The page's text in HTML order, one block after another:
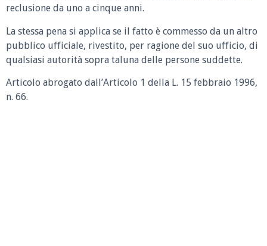
reclusione da uno a cinque anni.
La stessa pena si applica se il fatto è commesso da un altro
pubblico ufficiale, rivestito, per ragione del suo ufficio, di
qualsiasi autorità sopra taluna delle persone suddette.
Articolo abrogato dall’Articolo 1 della L. 15 febbraio 1996,
n. 66.